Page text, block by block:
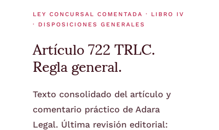
LEY CONCURSAL COMENTADA · LIBRO IV
· DISPOSICIONES GENERALES
Artículo 722 TRLC.
Regla general.
Texto consolidado del artículo y
comentario práctico de Adara
Legal. Última revisión editorial: